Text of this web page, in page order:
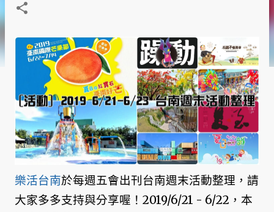
樂活台南於每週五會出刊台南週末活動整理，請
大家多多支持與分享喔！2019/6/21 - 6/22，本